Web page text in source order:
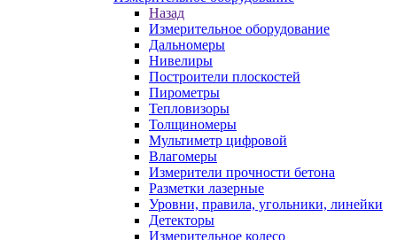
Назад
Измерительное оборудование
Дальномеры
Нивелиры
Построители плоскостей
Пирометры
Тепловизоры
Толщиномеры
Мультиметр цифровой
Влагомеры
Измерители прочности бетона
Разметки лазерные
Уровни, правила, угольники, линейки
Детекторы
Измерительное колесо